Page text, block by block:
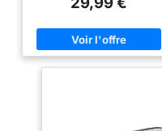
rigide parfaitement moulée, elle
l’usure et aux éclaboussures,
l’intérieur à double couche est
amortissant, doux et anti-